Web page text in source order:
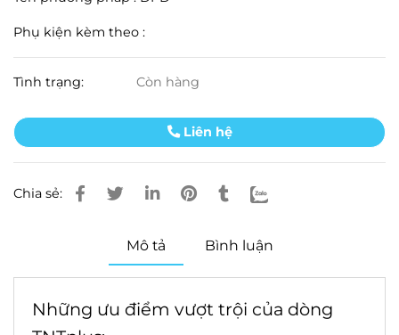
Phụ kiện kèm theo :
Tình trạng: Còn hàng
Liên hệ
Chia sẻ:
Mô tả Bình luận
Những ưu điểm vượt trội của dòng